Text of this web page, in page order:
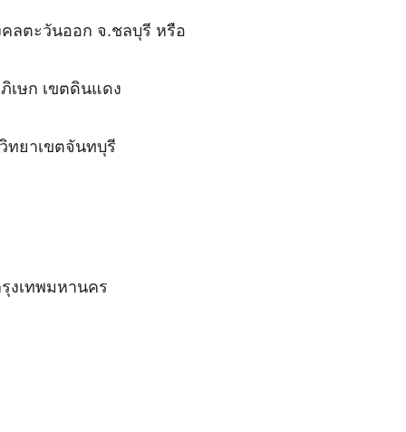
ลตะวันออก จ.ชลบุรี หรือ
เษก เขตดินแดง
ทยาเขตจันทบุรี
งเทพมหานคร